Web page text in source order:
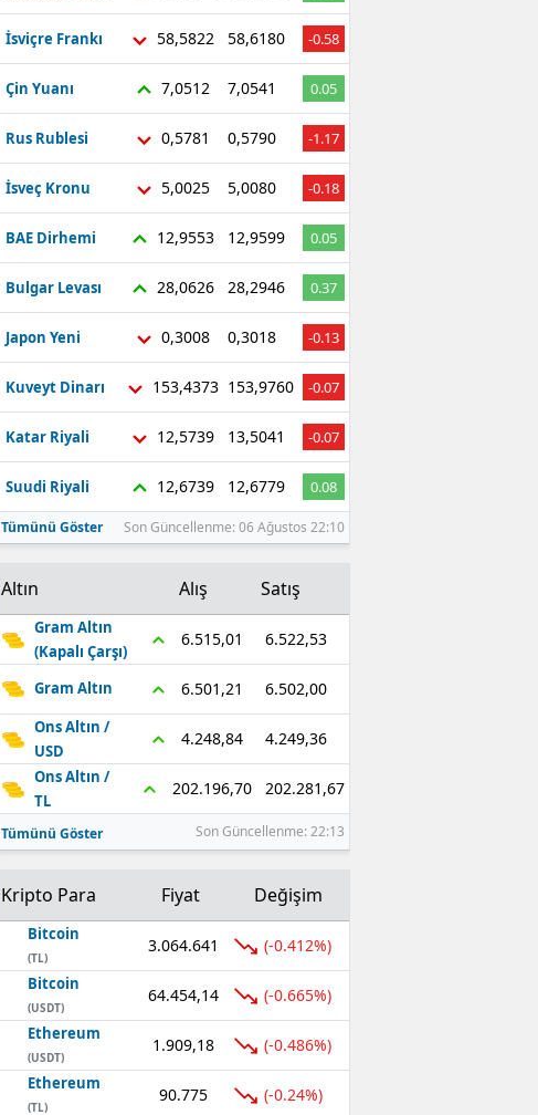
İsviçre Frankı 58,5822 58,6180 -0.58
Çin Yuanı 7,0512 7,0541 0.05
Rus Rublesi 0,5781 0,5790 -1.17
İsveç Kronu 5,0025 5,0080 -0.18
BAE Dirhemi 12,9553 12,9599 0.05
Bulgar Levası 28,0626 28,2946 0.37
Japon Yeni 0,3008 0,3018 -0.13
Kuveyt Dinarı 153,4373 153,9760 -0.07
Katar Riyali 12,5739 13,5041 -0.07
Suudi Riyali 12,6739 12,6779 0.08
Tümünü Göster Son Güncellenme: 06 Ağustos 22:10
Altın Alış Satış
Gram Altın
(Kapalı Çarşı)
6.515,01 6.522,53
Gram Altın 6.501,21 6.502,00
Ons Altın /
USD
4.248,84 4.249,36
Ons Altın /
TL
202.196,70 202.281,67
Tümünü Göster Son Güncellenme: 22:13
Kripto Para Fiyat Değişim
Bitcoin
(TL)
3.064.641 (-0.412%)
Bitcoin
(USDT)
64.454,14 (-0.665%)
Ethereum
(USDT)
1.909,18 (-0.486%)
Ethereum
(TL)
90.775 (-0.24%)